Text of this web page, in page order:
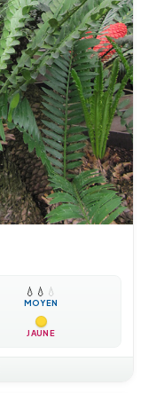
💧 💧 💧
MOYEN
JAUNE